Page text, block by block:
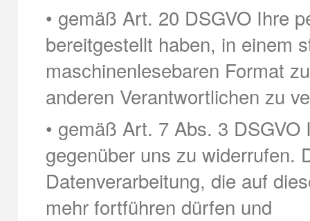
• gemäß Art. 20 DSGVO Ihre
bereitgestellt haben, in einem
maschinenlesebaren Format
anderen Verantwortlichen zu
• gemäß Art. 7 Abs. 3
gegenüber uns zu widerrufen.
Datenverarbeitung, die auf
mehr fortführen dürfen und